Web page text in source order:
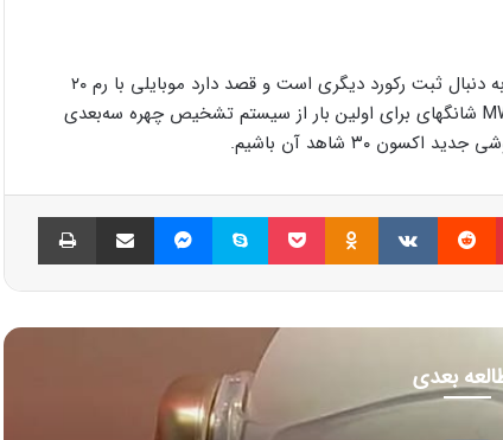
پیش از این درباره ZTE عنوان شده بود که این شرکت به دنبال ثبت رکورد دیگری است و قصد دارد موبایلی با رم ۲۰
گیگابایتی عرضه کند. همچنین این شرکت در رویداد MWC شانگهای برای اولین بار از سیستم تشخیص چهره سه‌بعدی
۳۰ شاهد آن باشیم.
پینتریست Reddit
VKontakte
Odnoklassniki پاکت اسکایپ مسنجر اشتراک گذاری با ایمیل
بعدی